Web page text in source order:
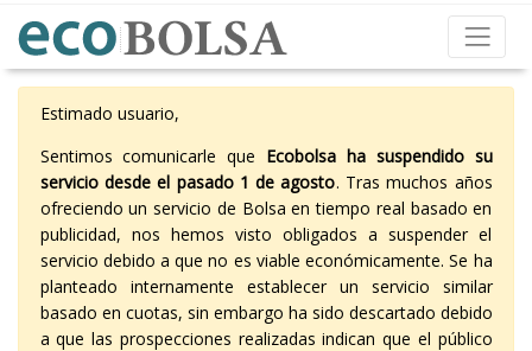
Estimado usuario,
Sentimos comunicarle que Ecobolsa ha suspendido su
servicio desde el pasado 1 de agosto. Tras muchos años
ofreciendo un servicio de Bolsa en tiempo real basado en
publicidad, nos hemos visto obligados a suspender el
servicio debido a que no es viable económicamente. Se ha
planteado internamente establecer un servicio similar
basado en cuotas, sin embargo ha sido descartado debido
a que las prospecciones realizadas indican que el público